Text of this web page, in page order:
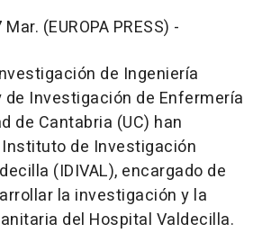
(EUROPA PRESS) -
de Ingeniería
de Investigación de Enfermería
de Cantabria (UC) han
de Investigación
(IDIVAL), encargado de
la investigación y la
del Hospital Valdecilla.